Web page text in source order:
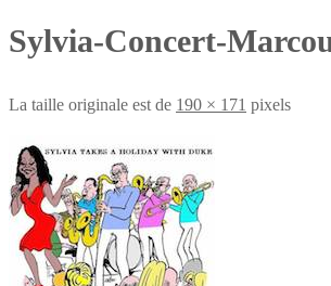
Sylvia-Concert-
La taille originale est de 190 × 171 pixels